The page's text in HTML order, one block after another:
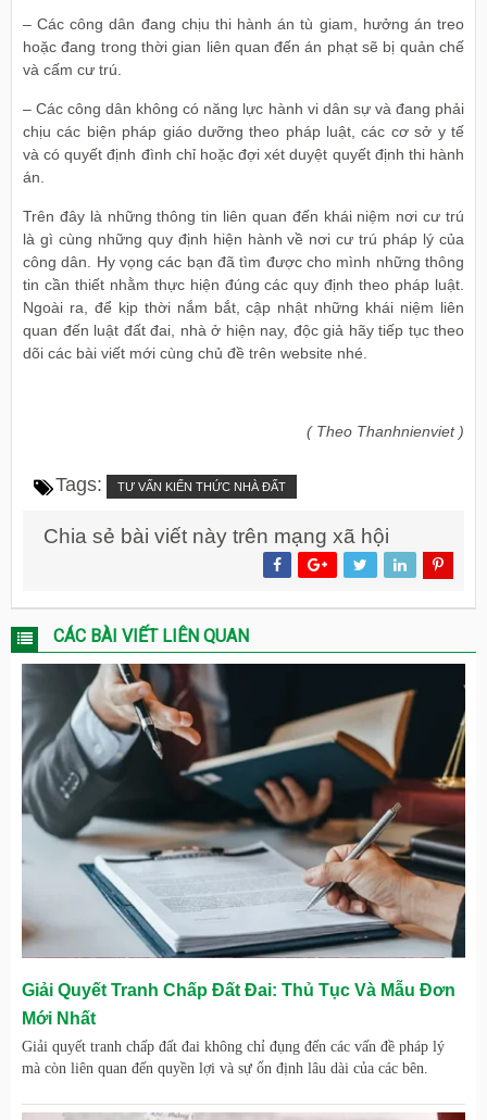
– Các công dân đang chịu thi hành án tù giam, hưởng án treo
hoặc đang trong thời gian liên quan đến án phạt sẽ bị quản chế
và cấm cư trú.
– Các công dân không có năng lực hành vi dân sự và đang phải
chịu các biện pháp giáo dưỡng theo pháp luật, các cơ sở y tế
và có quyết định đình chỉ hoặc đợi xét duyệt quyết định thi hành
án.
Trên đây là những thông tin liên quan đến khái niệm nơi cư trú
là gì cùng những quy định hiện hành về nơi cư trú pháp lý của
công dân. Hy vọng các bạn đã tìm được cho mình những thông
tin cần thiết nhằm thực hiện đúng các quy định theo pháp luật.
Ngoài ra, để kịp thời nắm bắt, cập nhật những khái niệm liên
quan đến luật đất đai, nhà ở hiện nay, độc giả hãy tiếp tục theo
dõi các bài viết mới cùng chủ đề trên website nhé.
( Theo Thanhnienviet )
Tags: TƯ VẤN KIẾN THỨC NHÀ ĐẤT
Chia sẻ bài viết này trên mạng xã hội
CÁC BÀI VIẾT LIÊN QUAN
Giải Quyết Tranh Chấp Đất Đai: Thủ Tục Và Mẫu Đơn
Mới Nhất
Giải quyết tranh chấp đất đai không chỉ đụng đến các vấn đề pháp lý
mà còn liên quan đến quyền lợi và sự ổn định lâu dài của các bên.